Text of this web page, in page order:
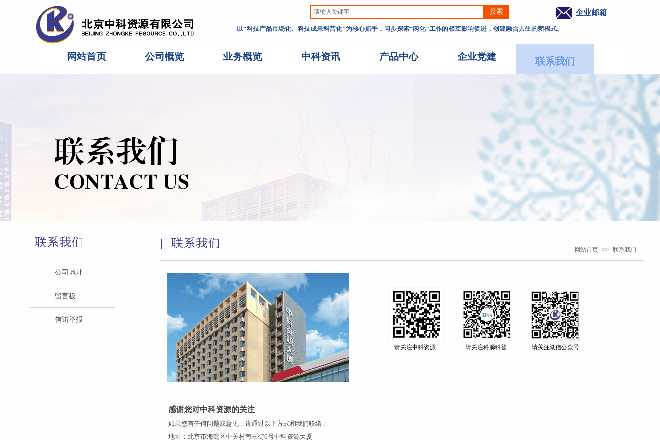
搜索 企业邮箱
以“科技产品市场化、科技成果科普化”为核心抓手，同步探索“两化”工作的相互影响促进，创建融合共生的新模式。
网站首页 公司概览 业务概览 中科资讯 产品中心 企业党建 联系我们
联系我们 联系我们
网站首页 >> 联系我们
公司地址
留言板
信访举报
请关注科源科普
请关注中科资源 请关注微信公众号
感谢您对中科资源的关注
如果您有任何问题或意见，请通过以下方式和我们联络：
地址：北京市海淀区中关村南三街6号中科资源大厦